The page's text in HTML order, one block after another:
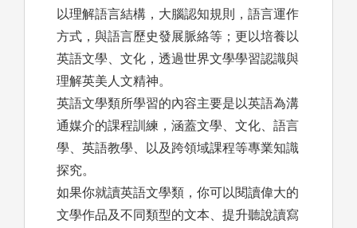
以理解語言結構，大腦認知規則，語言運作
方式，與語言歷史發展脈絡等；更以培養以
英語文學、文化，透過世界文學學習認識與
理解英美人文精神。
英語文學類所學習的內容主要是以英語為溝
通媒介的課程訓練，涵蓋文學、文化、語言
學、英語教學、以及跨領域課程等專業知識
探究。
如果你就讀英語文學類，你可以閱讀偉大的
文學作品及不同類型的文本、提升聽說讀寫